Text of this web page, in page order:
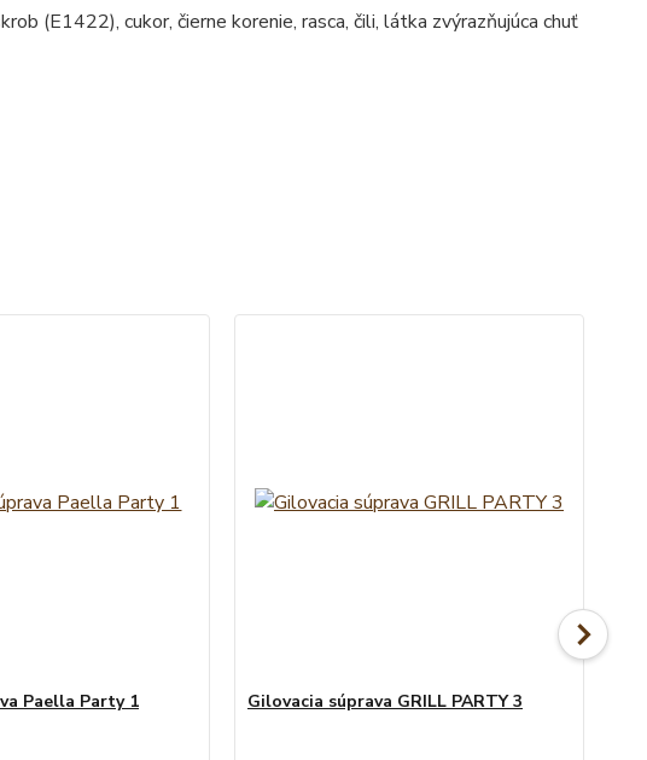
(E1422), cukor, čierne korenie, rasca, čili, látka zvýrazňujúca chuť
Paella Party 1 Gilovacia súprava GRILL PARTY 3